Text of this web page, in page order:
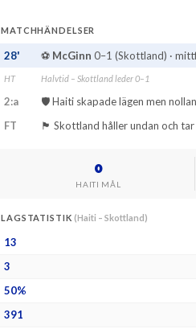
MATCHHÄNDELSER
28' ⚽ McGinn 0–1 (Skottland) ·
HT Halvtid – Skottland leder 0–1
2:a
🛡️ Haiti skapade lägen men
FT
🏴󠁧󠁢󠁳󠁣󠁴󠁿 Skottland håller undan och tar
0
HAITI MÅL
LAGSTATISTIK(Haiti – Skottland)
13
3
50%
391